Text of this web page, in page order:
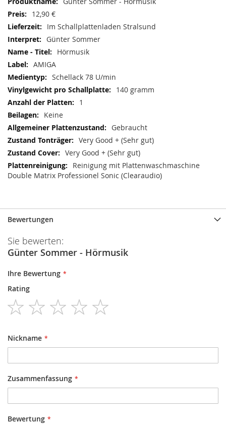
12,90 €
Im Schallplattenladen Stralsund
Günter Sommer
Hörmusik
AMIGA
Schellack 78 U/min
140 gramm
1
Keine
Gebraucht
Very Good + (Sehr gut)
Very Good + (Sehr gut)
Reinigung mit Plattenwaschmaschine
Double Matrix Professionel Sonic (Clearaudio)
Bewertungen
Sie bewerten:
Günter Sommer - Hörmusik
Ihre Bewertung
Rating
1
star
2
stars
3
stars
4
stars
Nickname
Zusammenfassung
Bewertung